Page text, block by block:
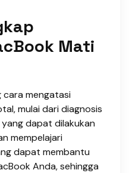
Mati
mengatasi
mulai dari diagnosis
dapat dilakukan
mempelajari
dapat membantu
Anda, sehingga